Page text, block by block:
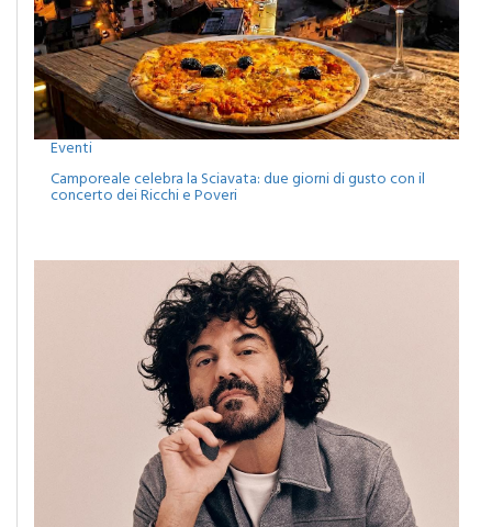
Eventi
Camporeale celebra la Sciavata: due giorni di gusto con il